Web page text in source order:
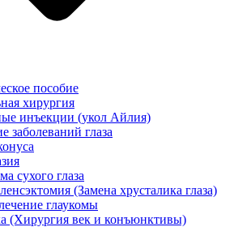
пособие
хирургия
инъекции (укол Айлия)
заболеваний глаза
сухого глаза
(Замена хрусталика глаза)
глаукомы
(Хирургия век и конъюнктивы)